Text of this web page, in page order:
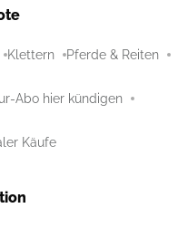
Klettern Pferde & Reiten
Abo hier kündigen
Käufe